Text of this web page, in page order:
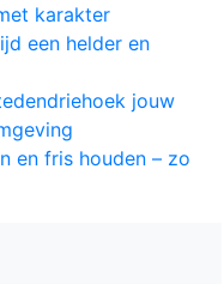
karakter
een helder en
jouw
en fris houden – zo